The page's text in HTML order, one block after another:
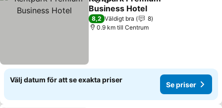
Dela Lägg till i Mina Favoriter
Business Hotel
8,2 Väldigt bra
8
0.9 km till Centrum
Välj datum för att se exakta priser
Se priser